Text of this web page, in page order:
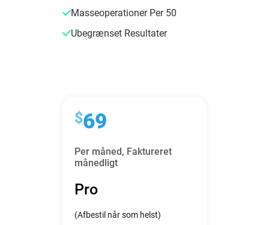
Masseoperationer Per 50
Ubegrænset Resultater
$69
Per måned, Faktureret
månedligt
Pro
(Afbestil når som helst)